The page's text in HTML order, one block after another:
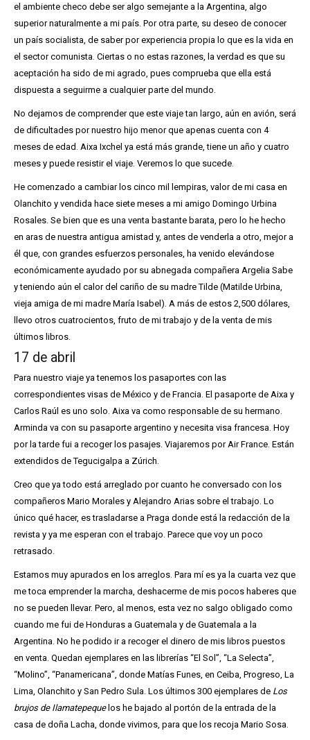
el ambiente checo debe ser algo semejante a la Argentina, algo
superior naturalmente a mi país. Por otra parte, su deseo de conocer
un país socialista, de saber por experiencia propia lo que es la vida en
el sector comunista. Ciertas o no estas razones, la verdad es que su
aceptación ha sido de mi agrado, pues comprueba que ella está
dispuesta a seguirme a cualquier parte del mundo.
No dejamos de comprender que este viaje tan largo, aún en avión, será
de dificultades por nuestro hijo menor que apenas cuenta con 4
meses de edad. Aixa Ixchel ya está más grande, tiene un año y cuatro
meses y puede resistir el viaje. Veremos lo que sucede.
He comenzado a cambiar los cinco mil lempiras, valor de mi casa en
Olanchito y vendida hace siete meses a mi amigo Domingo Urbina
Rosales. Se bien que es una venta bastante barata, pero lo he hecho
en aras de nuestra antigua amistad y, antes de venderla a otro, mejor a
él que, con grandes esfuerzos personales, ha venido elevándose
económicamente ayudado por su abnegada compañera Argelia Sabe
y teniendo aún el calor del cariño de su madre Tilde (Matilde Urbina,
vieja amiga de mi madre María Isabel). A más de estos 2,500 dólares,
llevo otros cuatrocientos, fruto de mi trabajo y de la venta de mis
últimos libros.
17 de abril
Para nuestro viaje ya tenemos los pasaportes con las
correspondientes visas de México y de Francia. El pasaporte de Aixa y
Carlos Raúl es uno solo. Aixa va como responsable de su hermano.
Arminda va con su pasaporte argentino y necesita visa francesa. Hoy
por la tarde fui a recoger los pasajes. Viajaremos por Air France. Están
extendidos de Tegucigalpa a Zúrich.
Creo que ya todo está arreglado por cuanto he conversado con los
compañeros Mario Morales y Alejandro Arias sobre el trabajo. Lo
único qué hacer, es trasladarse a Praga donde está la redacción de la
revista y ya me esperan con el trabajo. Parece que voy un poco
retrasado.
Estamos muy apurados en los arreglos. Para mí es ya la cuarta vez que
me toca emprender la marcha, deshacerme de mis pocos haberes que
no se pueden llevar. Pero, al menos, esta vez no salgo obligado como
cuando me fui de Honduras a Guatemala y de Guatemala a la
Argentina. No he podido ir a recoger el dinero de mis libros puestos
en venta. Quedan ejemplares en las librerías “El Sol”, “La Selecta”,
“Molino”, “Panamericana”, donde Matías Funes, en Ceiba, Progreso, La
Lima, Olanchito y San Pedro Sula. Los últimos 300 ejemplares de Los
brujos de Ilamatepequelos he bajado al portón de la entrada de la
casa de doña Lacha, donde vivimos, para que los recoja Mario Sosa.